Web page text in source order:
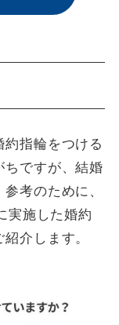
約指輪をつける
ちですが、結婚
考のために、
実施した婚約
介します。